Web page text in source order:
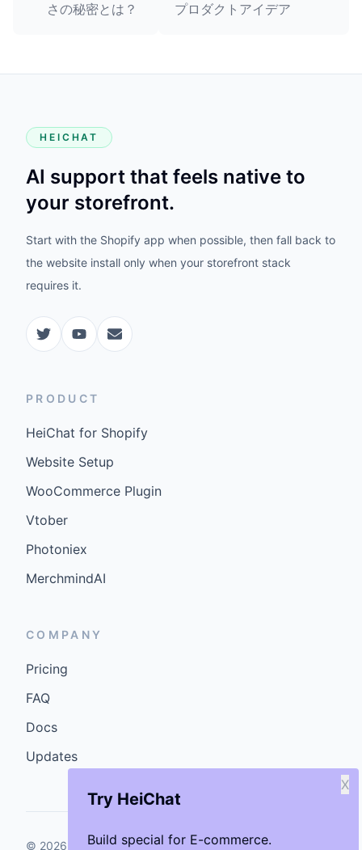
Try HeiChat
Build special for E-commerce.
X
さの秘密とは？
プロダクトアイデア
HEICHAT
AI support that feels native to
your storefront.
Start with the Shopify app when possible, then fall back to
the website install only when your storefront stack
requires it.
PRODUCT
HeiChat for Shopify
Website Setup
WooCommerce Plugin
Vtober
Photoniex
MerchmindAI
COMPANY
Pricing
FAQ
Docs
Updates
© 2026 GenCybers Inc. All rights reserved.